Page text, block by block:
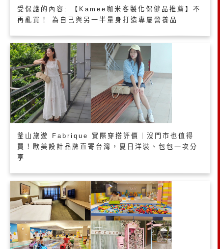
受保護的內容: 【Kamee咖米客製化保健品推薦】不
再亂買！ 為自己與另一半量身打造專屬營養品
釜山旅遊 Fabrique 實際穿搭評價｜沒門市也值得
買！歐美設計品牌直寄台灣，夏日洋裝、包包一次分
享